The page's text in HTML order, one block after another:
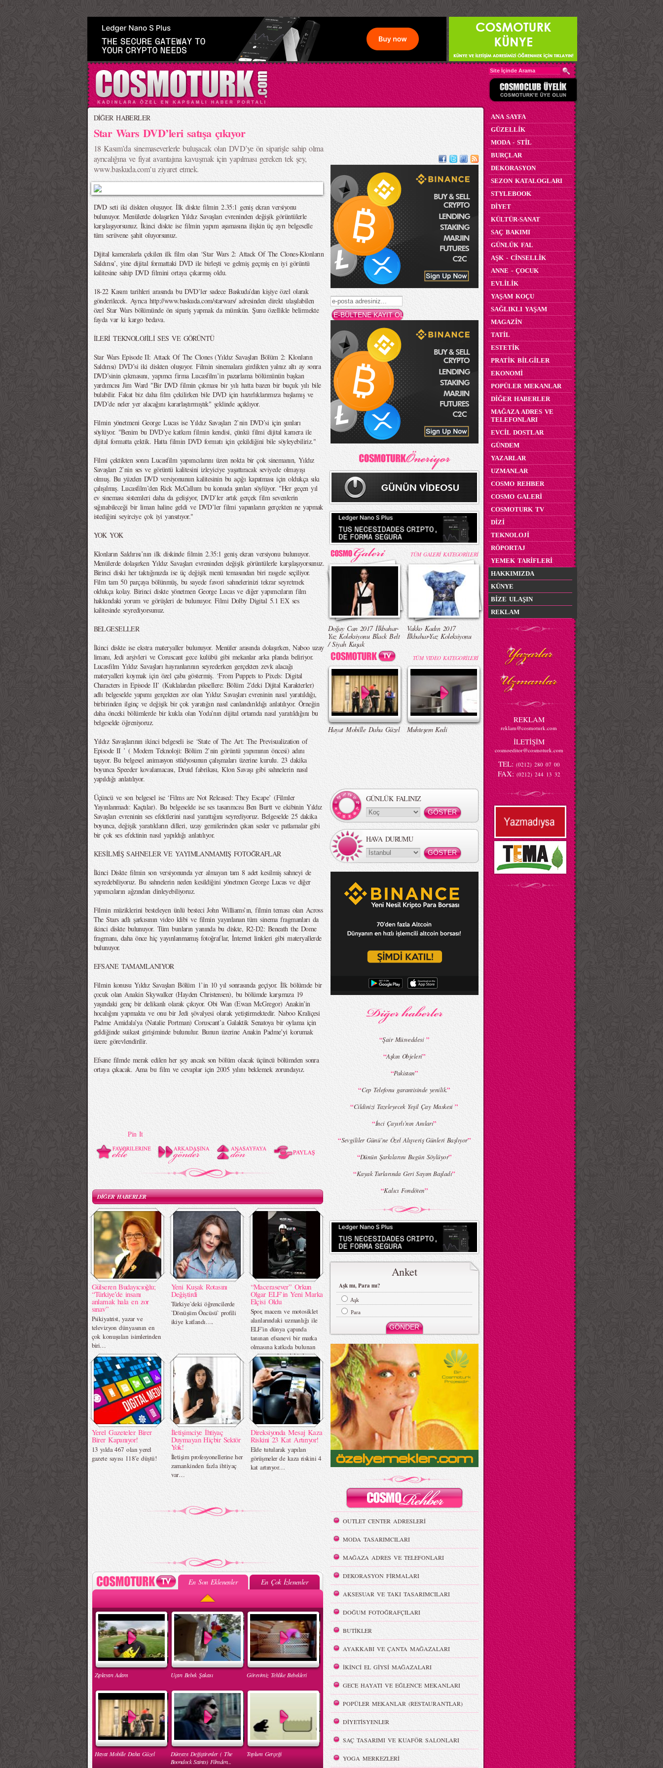
>
DİĞER HABERLER
Star Wars DVD’leri satışa çıkıyor
18 Kasım’da sinemaseverlerle buluşacak olan DVD’ye ön siparişle sahip olma
ayrıcalığına ve fiyat avantajına kavuşmak için yapılması gereken tek şey,
www.baskuda.com’u ziyaret etmek.
DVD seti iki diskten oluşuyor. İlk diskte filmin 2.35:1 geniş ekran versiyonu
bulunuyor. Menülerde dolaşırken Yıldız Savaşları evreninden değişik görüntülerle
karşılaşıyorsunuz. İkinci diskte ise filmin yapım aşamasına ilişkin üç ayrı belgeselle
tüm serüvene şahit oluyorsunuz.
Dijital kameralarla çekilen ilk film olan ‘Star Wars 2: Attack Of The Clones-Klonların
Saldırısı’, yine dijital formattaki DVD ile birleşti ve gelmiş geçmiş en iyi görüntü
kalitesine sahip DVD filmini ortaya çıkarmış oldu.
18-22 Kasım tarihleri arasında bu DVD’ler sadece Baskuda’dan kişiye özel olarak
gönderilecek. Ayrıca http://www.baskuda.com/starwars/ adresinden direkt ulaşılabilen
özel Star Wars bölümünde ön sipariş yapmak da mümkün. Şunu özellikle belirmekte
fayda var ki kargo bedava.
İLERİ TEKNOLOJİLİ SES VE GÖRÜNTÜ
Star Wars Episode II: Attack Of The Clones (Yıldız Savaşları Bölüm 2: Klonların
Saldırısı) DVD’si iki diskten oluşuyor. Filmin sinemalara girdikten yalnız altı ay sonra
DVD’sinin çıkmasını, yapımcı firma Lucasfilm’in pazarlama bölümünün başkan
yardımcısı Jim Ward "Bir DVD filmin çıkması bir yılı hatta bazen bir buçuk yılı bile
bulabilir. Fakat biz daha film çekilirken bile DVD için hazırlıklarımıza başlamış ve
DVD’de neler yer alacağını kararlaştırmıştık" şeklinde açıklıyor.
Filmin yönetmeni George Lucas ise Yıldız Savaşları 2’nin DVD’si için şunları
söylüyor. "Benim bu DVD’ye katkım filmin kendisi, çünkü filmi dijital kamera ile
dijital formatta çektik. Hatta filmin DVD formatı için çekildiğini bile söyleyebiliriz."
Filmi çektikten sonra Lucasfilm yapımcılarını üzen nokta bir çok sinemanın, Yıldız
Savaşları 2’nin ses ve görüntü kalitesini izleyiciye yaşattıracak seviyede olmayışı
olmuş. Bu yüzden DVD versiyonunun kalitesinin bu açığı kapatması için oldukça sıkı
çalışılmış. Lucasfilm’den Rick McCallum bu konuda şunları söylüyor. "Her geçen yıl
ev sineması sistemleri daha da gelişiyor, DVD’ler artık gerçek film sevenlerin
sığınabileceği bir liman haline geldi ve DVD’ler filmi yapanların gerçekten ne yapmak
istediğini seyirciye çok iyi yansıtıyor."
YOK YOK
Klonların Saldırısı’nın ilk diskinde filmin 2.35:1 geniş ekran versiyonu bulunuyor.
Menülerde dolaşırken Yıldız Savaşları evreninden değişik görüntülerle karşılaşıyorsunuz.
Birinci diski her taktığınızda ise üç değişik menü temasından biri rasgele seçiliyor.
Film tam 50 parçaya bölünmüş, bu sayede favori sahnelerinizi tekrar seyretmek
oldukça kolay. Birinci diskte yönetmen George Lucas ve diğer yapımcıların film
hakkındaki yorum ve görüşleri de bulunuyor. Filmi Dolby Digital 5.1 EX ses
kalitesinde seyrediyorsunuz.
BELGESELLER
İkinci diskte ise ekstra materyaller bulunuyor. Menüler arasında dolaşırken, Naboo uzay
limanı, Jedi arşivleri ve Coruscant gece kulübü gibi mekanlar arka planda beliriyor.
Lucasfilm Yıldız Savaşları hayranlarının seyrederken gerçekten zevk alacağı
materyalleri koymak için özel çaba göstermiş. ‘From Puppets to Pixels: Digital
Characters in Episode II’ (Kuklalardan piksellere: Bölüm 2’deki Dijital Karakterler)
adlı belgeselde yapımı gerçekten zor olan Yıldız Savaşları evreninin nasıl yaratıldığı,
birbirinden ilginç ve değişik bir çok yaratığın nasıl canlandırıldığı anlatılıyor. Örneğin
daha önceki bölümlerde bir kukla olan Yoda’nın dijital ortamda nasıl yaratıldığını bu
belgeselde öğreniyoruz.
Yıldız Savaşlarının ikinci belgeseli ise ‘State of The Art: The Previsualization of
Episode II ’ ( Modern Teknoloji: Bölüm 2’nin görüntü yapımının öncesi) adını
taşıyor. Bu belgesel animasyon stüdyosunun çalışmaları üzerine kurulu. 23 dakika
boyunca Speeder kovalamacası, Druid fabrikası, Klon Savaşı gibi sahnelerin nasıl
yapıldığı anlatılıyor.
Üçüncü ve son belgesel ise ‘Films are Not Released: They Escape’ (Filmler
Yayınlanmadı: Kaçtılar). Bu belgeselde ise ses tasarımcısı Ben Burtt ve ekibinin Yıldız
Savaşları evreninin ses efektlerini nasıl yarattığını seyrediyoruz. Belgeselde 25 dakika
boyunca, değişik yaratıkların dilleri, uzay gemilerinden çıkan sesler ve patlamalar gibi
bir çok ses efektinin nasıl yapıldığı anlatılıyor.
KESİLMİŞ SAHNELER VE YAYIMLANMAMIŞ FOTOĞRAFLAR
İkinci Diskte filmin son versiyonunda yer almayan tam 8 adet kesilmiş sahneyi de
seyredebiliyoruz. Bu sahnelerin neden kesildiğini yönetmen George Lucas ve diğer
yapımcıların ağzından dinleyebiliyoruz.
Filmin müziklerini besteleyen ünlü besteci John Williams’ın, filmin teması olan Across
The Stars adlı şarkısının video klibi ve filmin yayınlanan tüm sinema fragmanları da
ikinci diskte bulunuyor. Tüm bunların yanında bu diskte, R2-D2: Beneath the Dome
fragmanı, daha önce hiç yayınlanmamış fotoğraflar, İnternet linkleri gibi materyallerde
bulunuyor.
EFSANE TAMAMLANIYOR
Filmin konusu Yıldız Savaşları Bölüm 1’in 10 yıl sonrasında geçiyor. İlk bölümde bir
çocuk olan Anakin Skywalker (Hayden Christensen), bu bölümde karşımıza 19
yaşındaki genç bir delikanlı olarak çıkıyor. Obi Wan (Ewan McGregor) Anakin’in
hocalığını yapmakta ve onu bir Jedi şövalyesi olarak yetiştirmektedir. Naboo Kraliçesi
Padme Amidala’ya (Natalie Portman) Coruscant’a Galaktik Senatoya bir oylama için
geldiğinde suikast girişiminde bulunulur. Bunun üzerine Anakin Padme’yi korumak
üzere görevlendirilir.
Efsane filmde merak edilen her şey ancak son bölüm olacak üçüncü bölümden sonra
ortaya çıkacak. Ama bu film ve cevaplar için 2005 yılını beklemek zorundayız.
Pin It
DİĞER HABERLER
Gülseren Budayıcıoğlu;
“Türkiye’de insanı
anlamak hala en zor
sınav”
Psikiyatrist, yazar ve
televizyon dünyasının en
çok konuşulan isimlerinden
biri…
Yeni Kuşak Rotasını
Değiştirdi
Türkiye`deki öğrencilerde
`Dönüşüm Öncüsü` profili
ikiye katlandı….
“Macerasever” Orkun
Olgar ELF’in Yeni Marka
Elçisi Oldu
Spor, macera ve motosiklet
alanlarındaki uzmanlığı ile
ELF’in dünya çapında
tanınan efsanevi bir marka
olmasına katkıda bulunan
motor sporlarındaki deneyimi
ve performans odaklı
yaklaşımı bir araya gelerek,
takipçilerine özgün içerikler
sunacak.
Yerel Gazeteler Birer
Birer Kapanıyor!
13 yılda 467 olan yerel
gazete sayısı 118’e düştü!
İletişimciye İhtiyaç
Duymayan Hiçbir Sektör
Yok!
İletişim profesyonellerine her
zamankinden fazla ihtiyaç
var…
Direksiyonda Mesaj Kaza
Riskini 23 Kat Artırıyor!
Elde tutularak yapılan
görüşmeler de kaza riskini 4
kat artırıyor…
En Son Eklenenler En Çok İzlenenler
Zıplayan Adam Uçan Bebek Şakası Görevimiz Tehlike Bebekleri
Hayat Mobille Daha Güzel
Dünyayı Değiştirenler ( The
Boondock Saints) Filmden...
Toplum Gerçeği
TÜM GALERİ KATEGORİLERİ
Doğay Can 2017 İlkbahar-
Yaz Koleksiyonu Black Belt
/ Siyah Kuşak
Vakko Kadın 2017
İlkbahar-Yaz Koleksiyonu
TÜM VIDEO KATEGORİLERİ
Hayat Mobille Daha Güzel Muhteşem Kedi
GÜNLÜK FALINIZ
HAVA DURUMU
“Şair Müsveddesi ”
“Aşkın Objeleri”
“Pakistan”
“Cep Telefonu garantisinde yenilik.”
“Cildinizi Tazeleyecek Yeşil Çay Maskesi”
“İnci Çayırlı’nın Anıları”
“Sevgililer Günü’ne Özel Alışveriş Günleri Başlıyor”
“Dünün Şarkılarını Bugün Söylüyor”
“Kayak Turlarında Geri Sayım Başladı”
“Kalıcı Fondöten”
Anket
Aşk mı, Para mı?
Aşk
Para
OUTLET CENTER ADRESLERİ
MODA TASARIMCILARI
MAĞAZA ADRES VE TELEFONLARI
DEKORASYON FİRMALARI
AKSESUAR VE TAKI TASARIMCILARI
DOĞUM FOTOĞRAFÇILARI
BUTİKLER
AYAKKABI VE ÇANTA MAĞAZALARI
İKİNCİ EL GİYSİ MAĞAZALARI
GECE HAYATI VE EĞLENCE MEKANLARI
POPÜLER MEKANLAR (RESTAURANTLAR)
DİYETİSYENLER
SAÇ TASARIMI VE KUAFÖR SALONLARI
YOGA MERKEZLERİ
ANA SAYFA
GÜZELLİK
MODA - STİL
BURÇLAR
DEKORASYON
SEZON KATALOGLARI
STYLEBOOK
DİYET
KÜLTÜR-SANAT
SAÇ BAKIMI
GÜNLÜK FAL
AŞK - CİNSELLİK
ANNE - ÇOCUK
EVLİLİK
YAŞAM KOÇU
SAĞLIKLI YAŞAM
MAGAZİN
TATİL
ESTETİK
PRATİK BİLGİLER
EKONOMİ
POPÜLER MEKANLAR
DİĞER HABERLER
MAĞAZA ADRES VE
TELEFONLARI
EVCİL DOSTLAR
GÜNDEM
YAZARLAR
UZMANLAR
COSMO REHBER
COSMO GALERİ
COSMOTURK TV
DİZİ
TEKNOLOJİ
RÖPORTAJ
YEMEK TARİFLERİ
HAKKIMIZDA
KÜNYE
BİZE ULAŞIN
REKLAM
REKLAM
reklam@cosmoturk.com
İLETİŞİM
cosmoeditor@cosmoturk.com
TEL: (0212) 280 07 00
FAX: (0212) 244 13 32